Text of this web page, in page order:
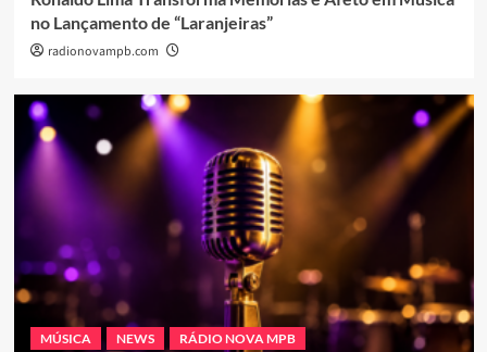
no Lançamento de “Laranjeiras”
radionovampb.com
MÚSICA NEWS RÁDIO NOVA MPB